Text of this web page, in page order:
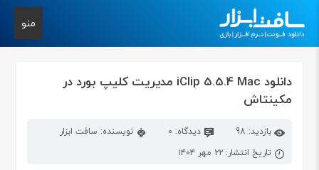
منو
دانلود iClip 5.5.4 Mac مدیریت کلیپ بورد در
مکینتاش
بازدید: 98 دیدگاه: 0
نویسنده: سافت ابزار
تاریخ انتشار: ۲۲ مهر ۱۴۰۴